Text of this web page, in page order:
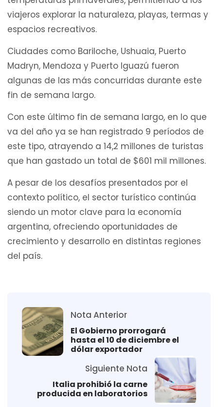
viajeros explorar la naturaleza, playas, termas y
espacios recreativos.
Ciudades como Bariloche, Ushuaia, Puerto
Madryn, Mendoza y Puerto Iguazú fueron
algunas de las más concurridas durante este
fin de semana largo.
Con este último fin de semana largo, en lo que
va del año ya se han registrado 9 períodos de
este tipo, atrayendo a 14,2 millones de turistas
que han gastado un total de $601 mil millones.
A pesar de los desafíos presentados por el
contexto político, el sector turístico continúa
siendo un motor clave para la economía
argentina, ofreciendo oportunidades de
crecimiento y desarrollo en distintas regiones
del país.
Nota Anterior
El Gobierno prorrogará
hasta el 10 de diciembre el
dólar exportador
Siguiente Nota
Italia prohibió la carne
producida en laboratorios